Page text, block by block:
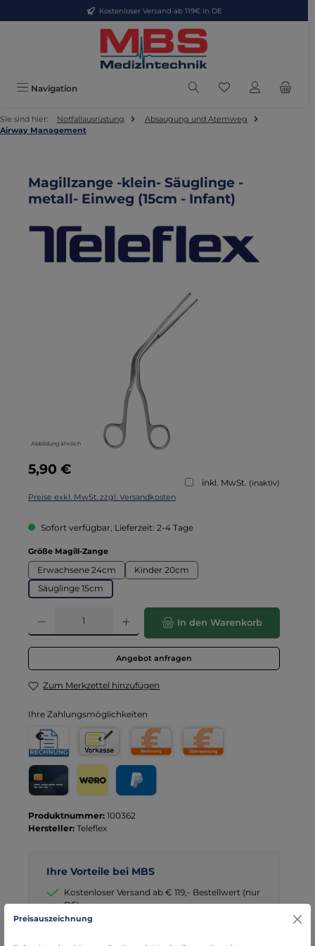
Zum Hauptinhalt springenKostenloser Versand ab 119€ in DE
Navigation Du hast 0
Sie sind hier: Notfallausrüstung
Absaugung und Atemweg
Airway Management
Magillzange -klein- Säuglinge -
metall- Einweg (15cm - Infant)
Abbildung ähnlich
Regulärer Preis:
5,90 €
inkl. MwSt. (inaktiv)
Preise exkl. MwSt. zzgl. Versandkosten
Sofort verfügbar, Lieferzeit: 2-4 Tage
Größe Magill-Zangeauswählen
Erwachsene 24cm
Kinder 20cm
Säuglinge 15cm
Produkt Anzahl: Gib den gewünschten Wert ein oder benutze die
In den Warenkorb
Angebot anfragen
Zum Merkzettel hinzufügen
Ihre Zahlungsmöglichkeiten
Produktnummer: 100362
Hersteller: Teleflex
Ihre Vorteile bei MBS
Kostenloser Versand ab € 119,- Bestellwert (nur
DE)
schneller Versand mit DHL
Preisauszeichnung